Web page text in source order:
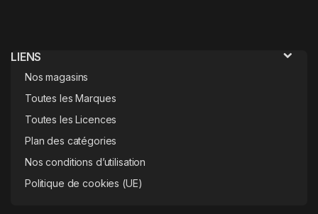
LIENS
Nos magasins
Toutes les Marques
Toutes les Licences
Plan des catégories
Nos conditions d’utilisation
Politique de cookies (UE)